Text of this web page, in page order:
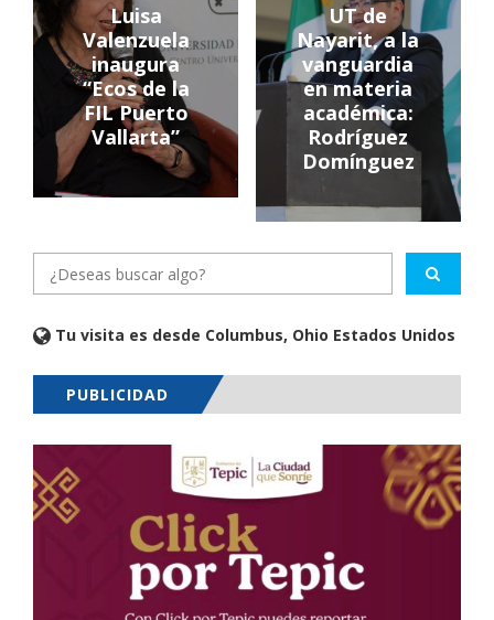
Luisa
Valenzuela
inaugura
“Ecos de la
FIL Puerto
Vallarta”
UT de
Nayarit, a la
vanguardia
en materia
académica:
Rodríguez
Domínguez
Tu visita es desde Columbus, Ohio Estados Unidos
PUBLICIDAD